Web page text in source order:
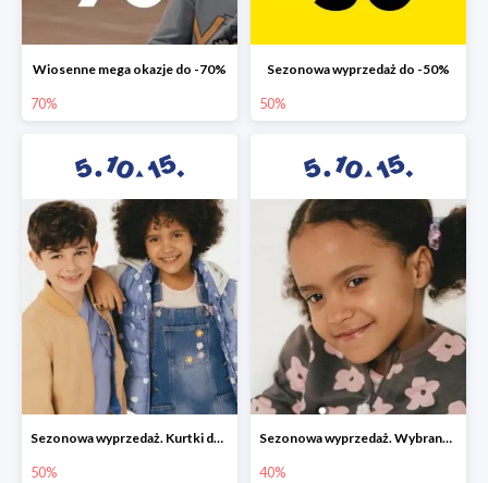
Wiosenne mega okazje do -70%
70%
Sezonowa wyprzedaż do -50%
50%
Sezonowa wyprzedaż. Kurtki do -50%
50%
Sezonowa wyprzedaż. Wybrane modele do -40%
40%